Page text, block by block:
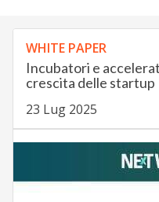
WHITE PAPER
Incubatori e
crescita delle startup
23 Lug 2025